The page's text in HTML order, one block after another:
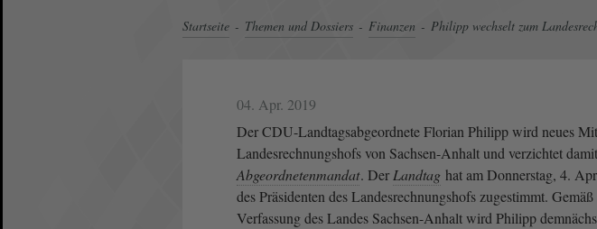
Startseite Themen und Dossiers Finanzen Philipp wechselt zum
04. Apr. 2019
Der CDU-Landtagsabgeordnete Florian Philipp wird neues
Landesrechnungshofs von Sachsen-Anhalt und verzichtet
Abgeordnetenmandat. Der Landtag hat am Donnerstag, 4.
des Präsidenten des Landesrechnungshofs zugestimmt.
Verfassung des Landes Sachsen-Anhalt wird Philipp